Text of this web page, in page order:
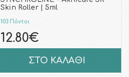
Skin Roller | 5ml
103 Πόντοι
12.80€
ΣΤΟ ΚΑΛΑΘΙ